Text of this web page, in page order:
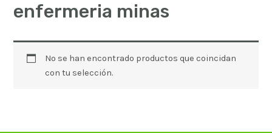
enfermeria minas
No se han encontrado productos que coincidan
con tu selección.